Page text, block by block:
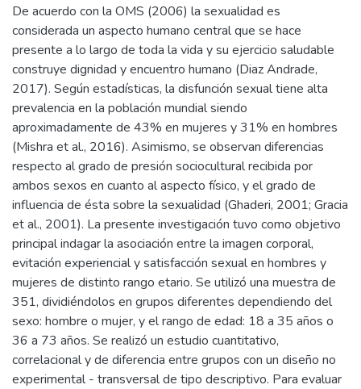
De acuerdo con la OMS (2006) la sexualidad es
considerada un aspecto humano central que se hace
presente a lo largo de toda la vida y su ejercicio saludable
construye dignidad y encuentro humano (Diaz Andrade,
2017). Según estadísticas, la disfunción sexual tiene alta
prevalencia en la población mundial siendo
aproximadamente de 43% en mujeres y 31% en hombres
(Mishra et al., 2016). Asimismo, se observan diferencias
respecto al grado de presión sociocultural recibida por
ambos sexos en cuanto al aspecto físico, y el grado de
influencia de ésta sobre la sexualidad (Ghaderi, 2001; Gracia
et al., 2001). La presente investigación tuvo como objetivo
principal indagar la asociación entre la imagen corporal,
evitación experiencial y satisfacción sexual en hombres y
mujeres de distinto rango etario. Se utilizó una muestra de
351, dividiéndolos en grupos diferentes dependiendo del
sexo: hombre o mujer, y el rango de edad: 18 a 35 años o
36 a 73 años. Se realizó un estudio cuantitativo,
correlacional y de diferencia entre grupos con un diseño no
experimental - transversal de tipo descriptivo. Para evaluar